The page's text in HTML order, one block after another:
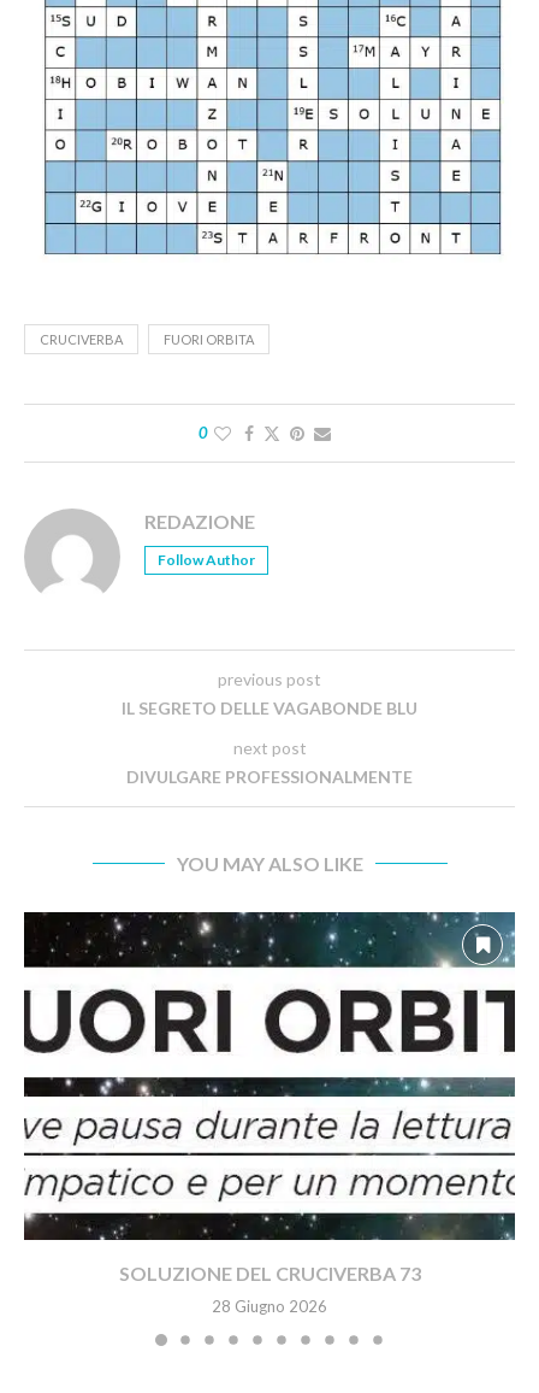
CRUCIVERBA FUORI ORBITA
0
REDAZIONE
Follow Author
previous post
IL SEGRETO DELLE VAGABONDE BLU
next post
DIVULGARE PROFESSIONALMENTE
YOU MAY ALSO LIKE
SOLUZIONE DEL CRUCIVERBA 73
28 Giugno 2026